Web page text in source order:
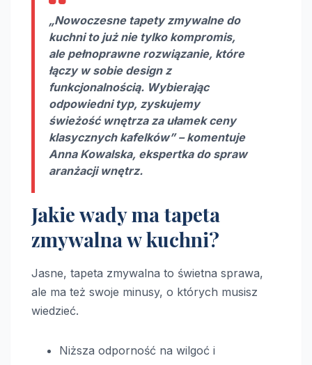
„Nowoczesne tapety zmywalne do
kuchni to już nie tylko kompromis,
ale pełnoprawne rozwiązanie, które
łączy w sobie design z
funkcjonalnością. Wybierając
odpowiedni typ, zyskujemy
świeżość wnętrza za ułamek ceny
klasycznych kafelków” – komentuje
Anna Kowalska, ekspertka do spraw
aranżacji wnętrz.
Jakie wady ma tapeta
zmywalna w kuchni?
Jasne, tapeta zmywalna to świetna sprawa,
ale ma też swoje minusy, o których musisz
wiedzieć.
Niższa odporność na wilgoć i